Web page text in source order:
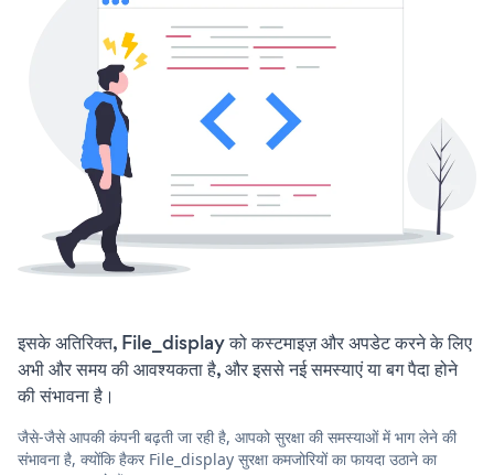
इसके अतिरिक्त, File_display को कस्टमाइज़ और अपडेट करने के लिए
अभी और समय की आवश्यकता है, और इससे नई समस्याएं या बग पैदा होने
की संभावना है।
जैसे-जैसे आपकी कंपनी बढ़ती जा रही है, आपको सुरक्षा की समस्याओं में भाग लेने की
संभावना है, क्योंकि हैकर File_display सुरक्षा कमजोरियों का फायदा उठाने का